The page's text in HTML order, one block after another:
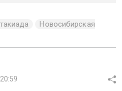
Новосибирская